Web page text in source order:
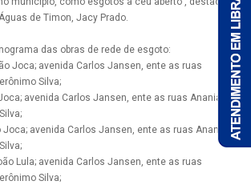
de Timon, Jacy Prado.
das obras de rede de esgoto:
Joca; avenida Carlos Jansen, ente as ruas
Silva;
avenida Carlos Jansen, ente as ruas Ananias
Joca; avenida Carlos Jansen, ente as ruas Ananias
Lula; avenida Carlos Jansen, ente as ruas
Silva;